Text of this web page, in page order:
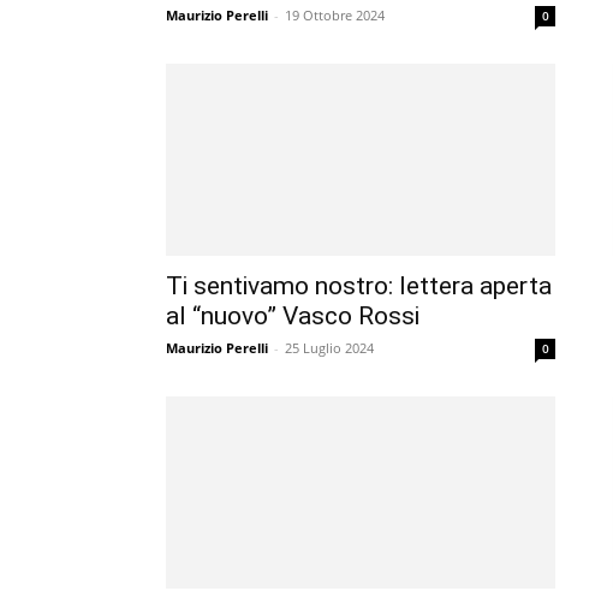
Maurizio Perelli - 19 Ottobre 2024 0
Ti sentivamo nostro: lettera aperta
al “nuovo” Vasco Rossi
Maurizio Perelli - 25 Luglio 2024 0